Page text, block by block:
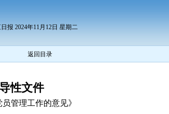
报 2024年11月12日 星期二
返回目录
性文件
管理工作的意见》